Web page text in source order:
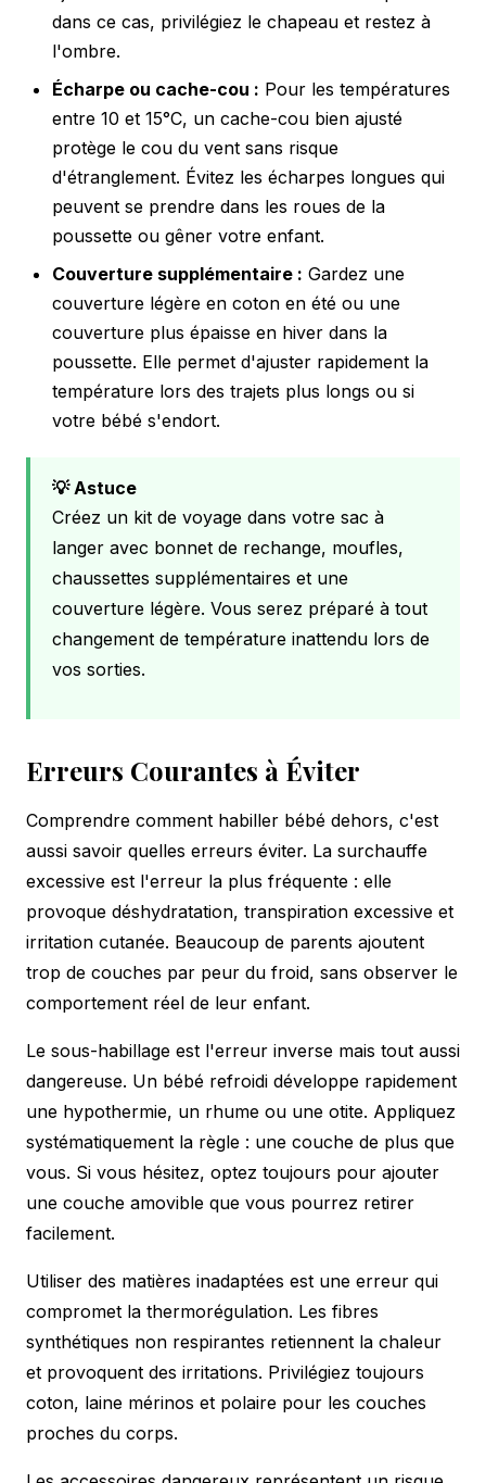
dans ce cas, privilégiez le chapeau et restez à
l'ombre.
Écharpe ou cache-cou : Pour les températures
entre 10 et 15°C, un cache-cou bien ajusté
protège le cou du vent sans risque
d'étranglement. Évitez les écharpes longues qui
peuvent se prendre dans les roues de la
poussette ou gêner votre enfant.
Couverture supplémentaire : Gardez une
couverture légère en coton en été ou une
couverture plus épaisse en hiver dans la
poussette. Elle permet d'ajuster rapidement la
température lors des trajets plus longs ou si
votre bébé s'endort.
💡 Astuce
Créez un kit de voyage dans votre sac à
langer avec bonnet de rechange, moufles,
chaussettes supplémentaires et une
couverture légère. Vous serez préparé à tout
changement de température inattendu lors de
vos sorties.
Erreurs Courantes à Éviter
Comprendre comment habiller bébé dehors, c'est
aussi savoir quelles erreurs éviter. La surchauffe
excessive est l'erreur la plus fréquente : elle
provoque déshydratation, transpiration excessive et
irritation cutanée. Beaucoup de parents ajoutent
trop de couches par peur du froid, sans observer le
comportement réel de leur enfant.
Le sous-habillage est l'erreur inverse mais tout aussi
dangereuse. Un bébé refroidi développe rapidement
une hypothermie, un rhume ou une otite. Appliquez
systématiquement la règle : une couche de plus que
vous. Si vous hésitez, optez toujours pour ajouter
une couche amovible que vous pourrez retirer
facilement.
Utiliser des matières inadaptées est une erreur qui
compromet la thermorégulation. Les fibres
synthétiques non respirantes retiennent la chaleur
et provoquent des irritations. Privilégiez toujours
coton, laine mérinos et polaire pour les couches
proches du corps.